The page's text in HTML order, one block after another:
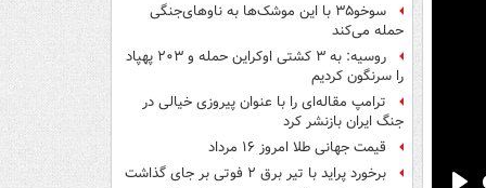
سوخو۳۵ با این موشک‌ها به ناوهای‌جنگی
حمله می‌کند
روسیه: به ۳ کشتی اوکراین حمله و ۲۰۳ پهپاد
را سرنگون کردیم
ترامپ مقاله‌ای را با عنوان پیروزی خیالی در
جنگ ایران بازنشر کرد
قیمت جهانی طلا امروز ۱۶ مرداد
برخورد پراید با تیر برق ۲ فوتی بر جای گذاشت